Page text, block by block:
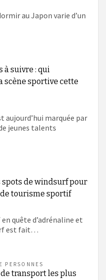
au Japon varie d’un
à suivre : qui
scène sportive cette
aujourd’hui marquée par
jeunes talents
de windsurf pour
tourisme sportif
quête d’adrénaline et
est fait…
PERSONNES
transport les plus